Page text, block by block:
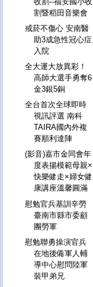
割暨稻田音樂會
戒菸不傷心 安南醫
助3成急性冠心症
入院
全大運大放異彩！
高師大選手勇奪6
金3銀5銅
全台首次全球即時
視訊評選 南科
TAIRA國內外複
賽順利達陣
(影音)嘉市金同會年
度表揚模範母親×
快樂健走×婦女健
康講座溫馨圓滿
慰勉官兵基訓辛勞
臺南市縣市委顧
團勞軍
慰勉聯勇操演官兵
在地後備軍人輔
導中心慰問陸軍
裝甲弟兄